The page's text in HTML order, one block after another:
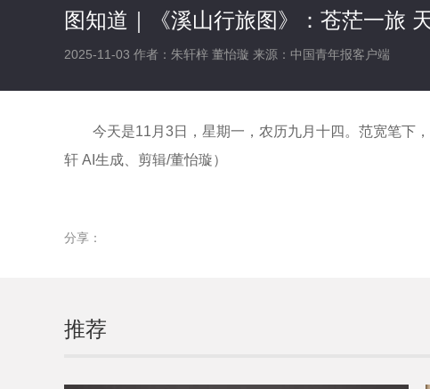
图知道｜《溪山行旅图》：苍茫一旅
2025-11-03 作者：朱轩梓 董怡璇 来源：中国青年报客户端
今天是11月3日，星期一，农历九月十四。范宽笔下
轩 AI生成、剪辑/董怡璇）
分享：
推荐